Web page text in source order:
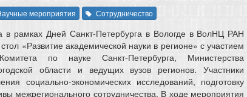
мероприятия Сотрудничество
в рамках Дней Санкт-Петербурга в Вологде в ВолНЦ РАН
«Развитие академической науки в регионе» с участием
по науке Санкт‑Петербурга, Министерства
области и ведущих вузов регионов. Участники
социально-экономических исследований, подготовку
межрегионального сотрудничества. В ходе мероприятия